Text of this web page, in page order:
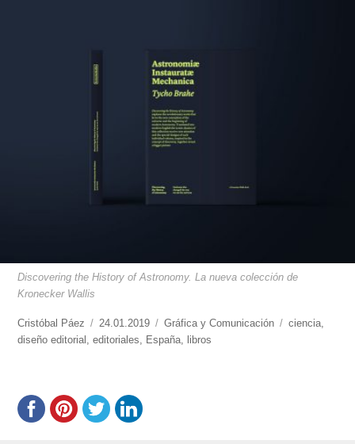
Discovering the History of Astronomy. La nueva colección de
Kronecker Wallis
https://www.experimenta.es/author/cristobal-
paez/
Cristóbal Páez
Publicado
el
24.01.2019 Categorías
Gráfica y Comunicación Etiquetas
ciencia
diseño editorial ,editoriales España libros